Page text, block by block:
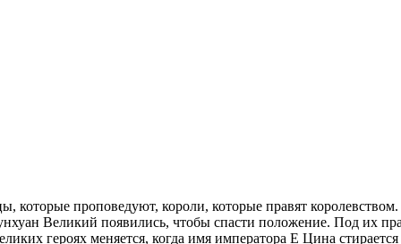
которые проповедуют, короли, которые правят
Великий появились, чтобы спасти положение. Под их
героях меняется, когда имя императора Е Цина